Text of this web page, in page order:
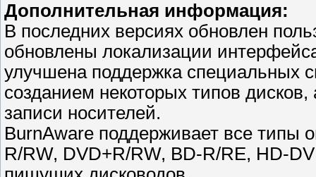
Дополнительная информация:
В последних версиях обновлен
обновлены локализации
улучшена поддержка специальных
созданием некоторых типов
записи носителей.
BurnAware поддерживает все типы
R/RW, DVD+R/RW, BD-R/RE, HD-